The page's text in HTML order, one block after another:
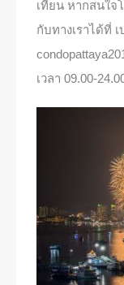
เทียน หากสนใจ
กับทางเราได้ที่
เวลา 09.00-